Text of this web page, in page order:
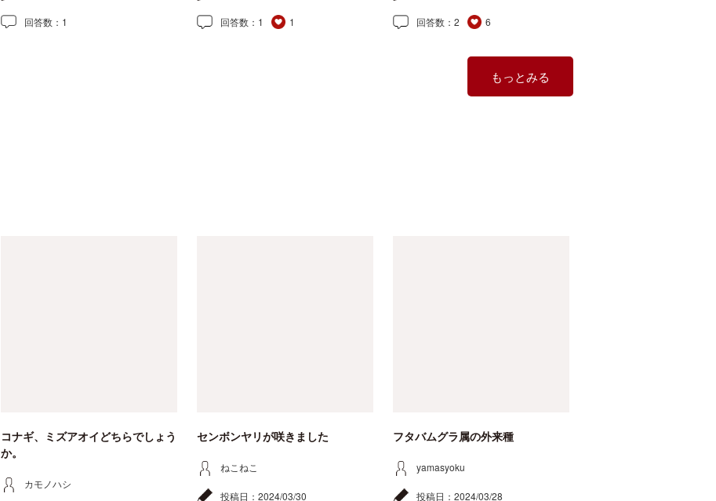
回答数： 1 回答数： 1 1 回答数： 2 6
もっとみる
コナギ、ミズアオイどちらでしょう
か。
カモノハシ
センボンヤリが咲きました
ねこねこ
投稿日： 2024/03/30
フタバムグラ属の外来種
yamasyoku
投稿日： 2024/03/28